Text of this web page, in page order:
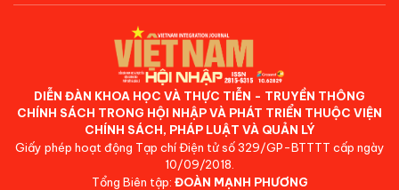
DIỄN ĐÀN KHOA HỌC VÀ THỰC TIỄN - TRUYỀN THÔNG
CHÍNH SÁCH TRONG HỘI NHẬP VÀ PHÁT TRIỂN THUỘC VIỆN
CHÍNH SÁCH, PHÁP LUẬT VÀ QUẢN LÝ
Giấy phép hoạt động Tạp chí Điện tử số 329/GP-BTTTT cấp ngày
10/09/2018.
Tổng Biên tập: ĐOÀN MẠNH PHƯƠNG